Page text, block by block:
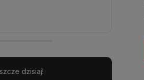
dzisiaj!